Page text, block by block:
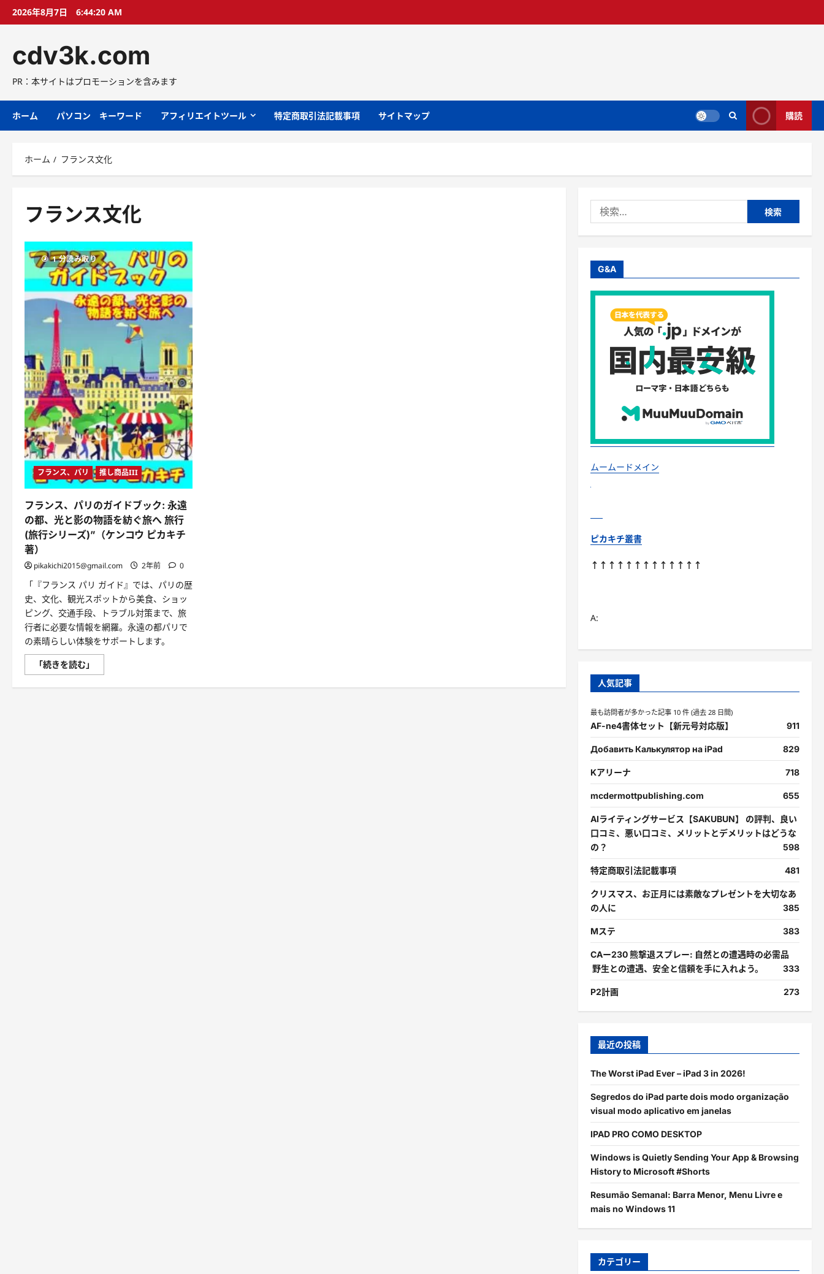
プ
2026年8月7日 6:44:20 AM
cdv3k.com
PR：本サイトはプロモーションを含みます
ホーム パソコン キーワード アフィリエイトツール 特定商取引法記載事項 サイトマップ 購読
ホーム フランス文化
フランス文化
1 分読み取り
フランス、パリ 推し商品III
フランス、パリのガイドブック: 永遠
の都、光と影の物語を紡ぐ旅へ 旅行
(旅行シリーズ)”（ケンコウ ピカキチ
著）
pikakichi2015@gmail.com 2年前 0
「『フランス パリ ガイド』では、パリの歴
史、文化、観光スポットから美食、ショッ
ピング、交通手段、トラブル対策まで、旅
行者に必要な情報を網羅。永遠の都パリで
の素晴らしい体験をサポートします。
「続きを読む」
ラ
ス、
索:
G&A
ムームードメイン
ピカキチ叢書
↑↑↑↑↑↑↑↑↑↑↑↑↑
A:
人気記事
最も訪問者が多かった記事 10 件 (過去 28 日間)
AF-ne4書体セット【新元号対応版】 911
Добавить Калькулятор на iPad 829
Kアリーナ 718
mcdermottpublishing.com 655
AIライティングサービス【SAKUBUN】 の評判、良い
口コミ、悪い口コミ、メリットとデメリットはどうな
の？
598
特定商取引法記載事項 481
クリスマス、お正月には素敵なプレゼントを大切なあ
の人に
385
Mステ 383
CAー230 熊撃退スプレー: 自然との遭遇時の必需品
野生との遭遇、安全と信頼を手に入れよう。
333
P2計画 273
最近の投稿
The Worst iPad Ever – iPad 3 in 2026!
Segredos do iPad parte dois modo organização
visual modo aplicativo em janelas
IPAD PRO COMO DESKTOP
Windows is Quietly Sending Your App & Browsing
History to Microsoft #Shorts
Resumão Semanal: Barra Menor, Menu Livre e
mais no Windows 11
カテゴリー